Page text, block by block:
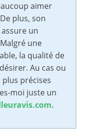
aimer
plus, son
un
une
la qualité de
Au cas ou
précises
moi juste un
.